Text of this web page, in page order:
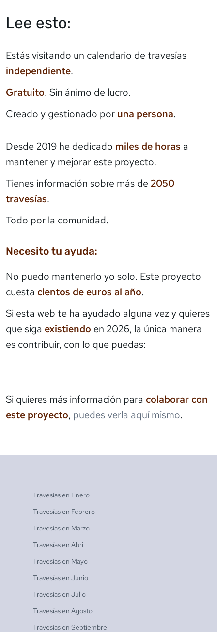
Lee esto:
Estás visitando un calendario de travesías
independiente.
Gratuito. Sin ánimo de lucro.
Creado y gestionado por una persona.
Desde 2019 he dedicado miles de horas a
mantener y mejorar este proyecto.
Tienes información sobre más de 2050
travesías.
Todo por la comunidad.
Necesito tu ayuda:
No puedo mantenerlo yo solo. Este proyecto
cuesta cientos de euros al año.
Si esta web te ha ayudado alguna vez y quieres
que siga existiendo en 2026, la única manera
es contribuir, con lo que puedas:
Si quieres más información para colaborar con
este proyecto, puedes verla aquí mismo.
Travesías en Enero
Travesías en Febrero
Travesías en Marzo
Travesías en Abril
Travesías en Mayo
Travesías en Junio
Travesías en Julio
Travesías en Agosto
Travesías en Septiembre